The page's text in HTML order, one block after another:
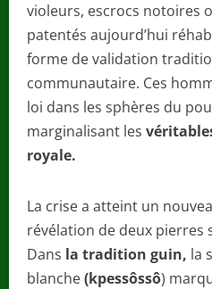
violeurs, escrocs notoires
patentés aujourd’hui
forme de validation
communautaire. Ces
loi dans les sphères du
marginalisant les
royale.
La crise a atteint un
révélation de deux pierres
Dans la tradition guin, la
blanche(kpessôssô)